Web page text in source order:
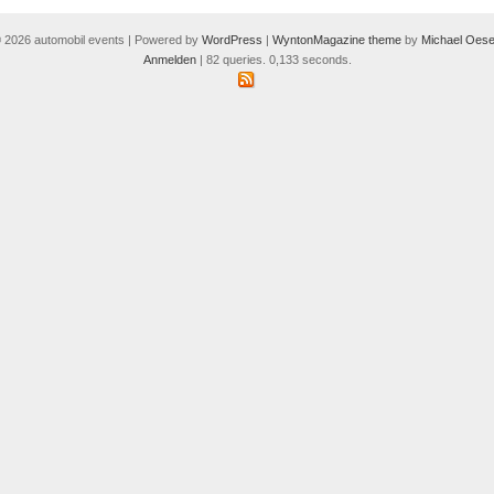
2026 automobil events | Powered by WordPress | WyntonMagazine theme by Michael
Anmelden| 82 queries. 0,133 seconds.